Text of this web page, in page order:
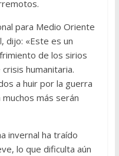
para Medio Oriente
dijo: «Este es un
de los sirios
humanitaria.
a huir por la guerra
más serán
invernal ha traído
lo que dificulta aún